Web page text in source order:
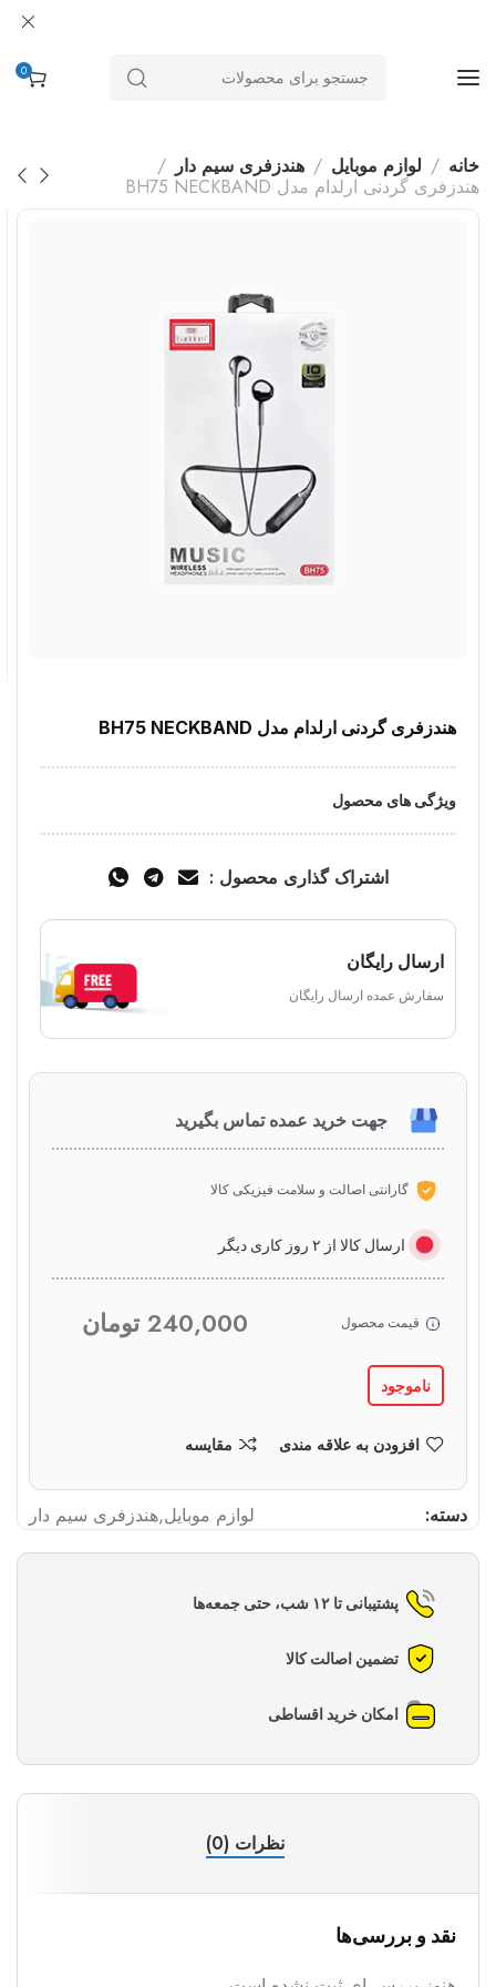
0
خانه لوازم موبایل
هندزفری سیم دار
هندزفری گردنی ارلدام مدل BH75 NECKBAND
هندزفری گردنی ارلدام مدل BH75 NECKBAND
ویژگی های محصول
اشتراک گذاری محصول :
ارسال رایگان
سفارش عمده ارسال رایگان
جهت خرید عمده تماس بگیرید
گارانتی اصالت و سلامت فیزیکی کالا
ارسال کالا از ۲ روز کاری دیگر
قیمت محصول 240,000 تومان
ناموجود
افزودن به علاقه مندی مقایسه
دسته: لوازم موبایل,هندزفری سیم دار
پشتیبانی تا ۱۲ شب، حتی جمعه‌ها
تضمین اصالت کالا
امکان خرید اقساطی
نظرات (0)
نقد و بررسی‌ها